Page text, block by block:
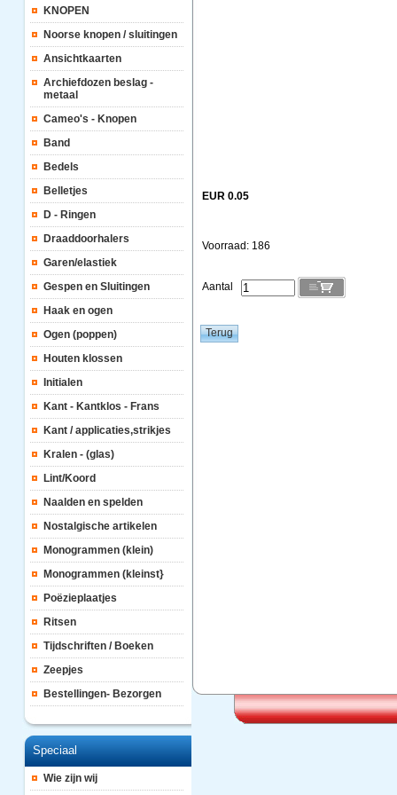
KNOPEN
Noorse knopen / sluitingen
Ansichtkaarten
Archiefdozen beslag -
metaal
Cameo's - Knopen
Band
Bedels
Belletjes
D - Ringen
Draaddoorhalers
Garen/elastiek
Gespen en Sluitingen
Haak en ogen
Ogen (poppen)
Houten klossen
Initialen
Kant - Kantklos - Frans
Kant / applicaties,strikjes
Kralen - (glas)
Lint/Koord
Naalden en spelden
Nostalgische artikelen
Monogrammen (klein)
Monogrammen (kleinst}
Poëzieplaatjes
Ritsen
Tijdschriften / Boeken
Zeepjes
Bestellingen- Bezorgen
Speciaal
Wie zijn wij
EUR 0.05
Voorraad: 186
Aantal